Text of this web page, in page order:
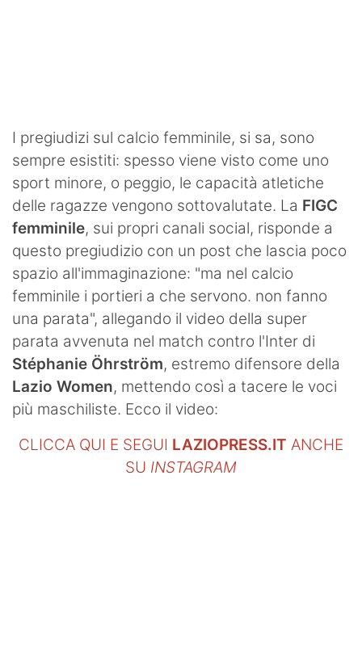
I pregiudizi sul calcio femminile, si sa, sono
sempre esistiti: spesso viene visto come uno
sport minore, o peggio, le capacità atletiche
delle ragazze vengono sottovalutate. La FIGC
femminile, sui propri canali social, risponde a
questo pregiudizio con un post che lascia poco
spazio all'immaginazione: "ma nel calcio
femminile i portieri a che servono. non fanno
una parata", allegando il video della super
parata avvenuta nel match contro l'Inter di
Stéphanie Öhrström, estremo difensore della
Lazio Women, mettendo così a tacere le voci
più maschiliste. Ecco il video:
CLICCA QUI E SEGUI LAZIOPRESS.IT ANCHE
SU INSTAGRAM